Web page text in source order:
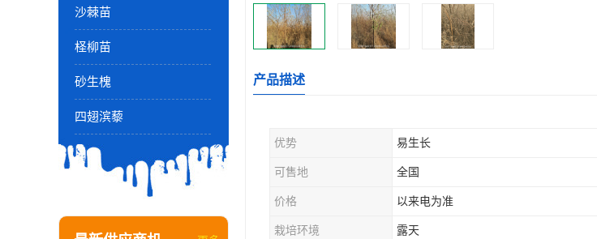
沙棘苗
柽柳苗
砂生槐
四翅滨藜
产品描述
优势 易生长
可售地 全国
价格 以来电为准
栽培环境 露天